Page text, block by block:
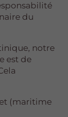
du
notre
est de
(maritime